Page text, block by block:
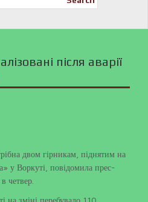
після аварії
двом гірникам, піднятим на
у Воркуті, повідомила прес-
четвер.
на зміні перебувало 110